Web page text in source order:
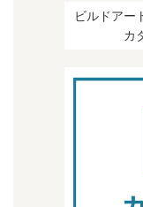
ビルドアー
カ